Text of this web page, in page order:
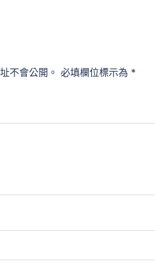
不會公開。 必填欄位標示為 *